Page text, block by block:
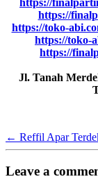
https://
https://toko-
https://toko-
https://
Jl. Tanah
← Reffil Apar
Leave a